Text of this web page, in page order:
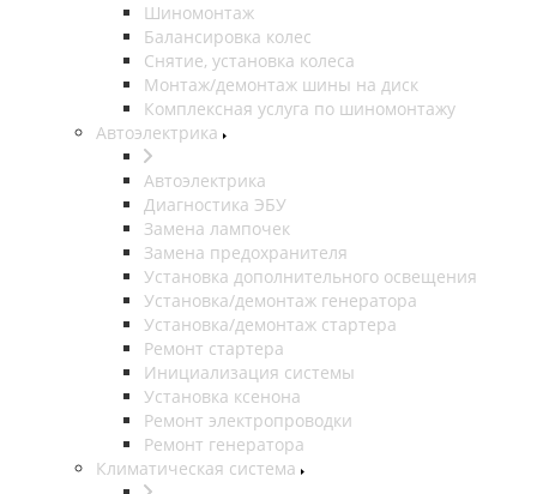
Шиномонтаж
Балансировка колес
Снятие, установка колеса
Монтаж/демонтаж шины на диск
Комплексная услуга по шиномонтажу
Автоэлектрика
Автоэлектрика
Диагностика ЭБУ
Замена лампочек
Замена предохранителя
Установка дополнительного освещения
Установка/демонтаж генератора
Установка/демонтаж стартера
Ремонт стартера
Инициализация системы
Установка ксенона
Ремонт электропроводки
Ремонт генератора
Климатическая система